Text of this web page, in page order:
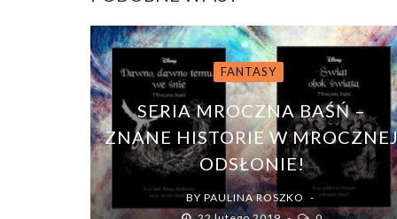
FANTASY
SERIA MROCZNA BAŚŃ –
ZNANE HISTORIE W
ODSŁONIE!
BY PAULINA ROSZKO